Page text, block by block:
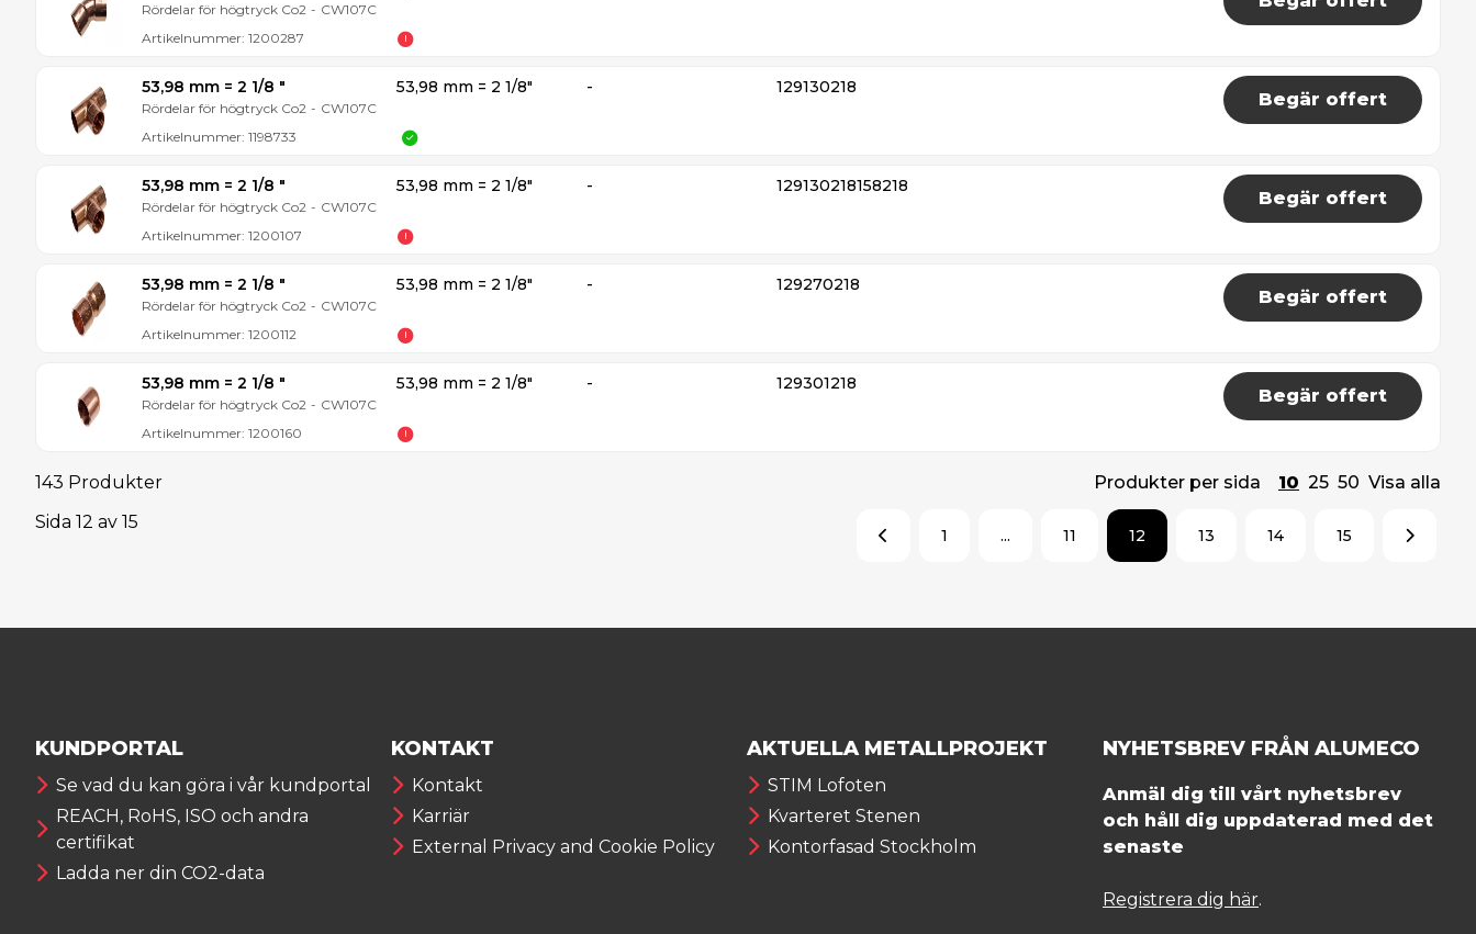
Rördelar för högtryck Co2 - CW107C
Artikelnummer: 1200287
53,98 mm = 2 1/8 ″
Rördelar för högtryck Co2 - CW107C
Artikelnummer: 1198733
53,98 mm = 2 1/8″ - 129130218
Begär offert
53,98 mm = 2 1/8 ″
Rördelar för högtryck Co2 - CW107C
Artikelnummer: 1200107
53,98 mm = 2 1/8″ - 129130218158218
Begär offert
53,98 mm = 2 1/8 ″
Rördelar för högtryck Co2 - CW107C
Artikelnummer: 1200112
53,98 mm = 2 1/8″ - 129270218
Begär offert
53,98 mm = 2 1/8 ″
Rördelar för högtryck Co2 - CW107C
Artikelnummer: 1200160
53,98 mm = 2 1/8″ - 129301218
Begär offert
143 Produkter Produkter per sida 10 25 50 Visa alla
Sida 12 av 15
1 ... 11 12 13 14 15
KUNDPORTAL
Se vad du kan göra i vår kundportal
REACH, RoHS, ISO och andra
certifikat
Ladda ner din CO2-data
KONTAKT
Kontakt
Karriär
External Privacy and Cookie Policy
AKTUELLA METALLPROJEKT
STIM Lofoten
Kvarteret Stenen
Kontorfasad Stockholm
NYHETSBREV FRÅN ALUMECO
Anmäl dig till vårt nyhetsbrev
och håll dig uppdaterad med det
senaste
Registrera dig här.